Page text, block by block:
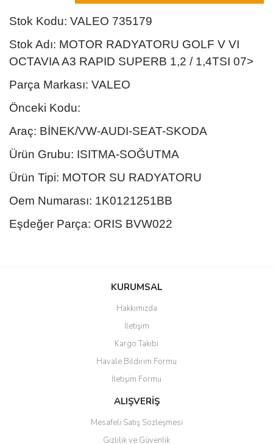
Stok Kodu: VALEO 735179
Stok Adı: MOTOR RADYATORU GOLF V VI
OCTAVIA A3 RAPID SUPERB 1,2 / 1,4TSI 07>
Parça Markası: VALEO
Önceki Kodu:
Araç: BİNEK/VW-AUDI-SEAT-SKODA
Ürün Grubu: ISITMA-SOĞUTMA
Ürün Tipi: MOTOR SU RADYATORU
Oem Numarası: 1K0121251BB
Eşdeğer Parça: ORIS BVW022
Bu ürüne ilk yorumu siz yapın!
Yorum Yaz
Ürün resmi kalitesiz, bozuk veya görüntülenemiyor.
Ürün açıklamasında eksik bilgiler bulunuyor.
Ürün bilgilerinde hatalar bulunuyor.
Ürün fiyatı diğer sitelerden daha pahalı.
Bu ürüne benzer farklı alternatifler olmalı.
KURUMSAL
Hakkımızda
İletişim
Kargo Takibi
Havale Bildirim Formu
İletişim Formu
ALIŞVERİŞ
Mesafeli Satış Sözleşmesi
Gizlilik ve Güvenlik